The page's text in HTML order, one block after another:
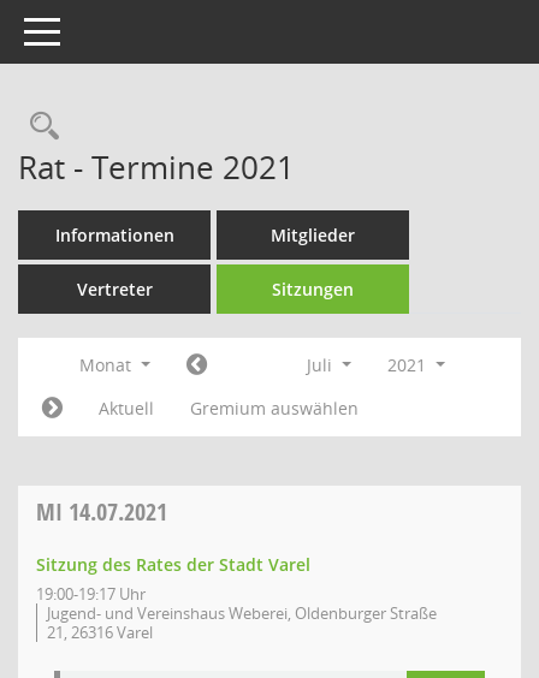
Toggle navigation
Rechercheauswahl
Rat - Termine 2021
Informationen Mitglieder
Vertreter Sitzungen
Monat Juli
2021
Aktuell
Gremium auswählen
MI 14.07.2021
Sitzung des Rates der Stadt Varel
19:00-19:17 Uhr
Jugend- und Vereinshaus Weberei, Oldenburger Straße
21, 26316 Varel